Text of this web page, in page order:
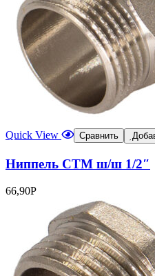
Quick View Сравнить
Ниппель CTM ш/ш 1/2″
66,90Р